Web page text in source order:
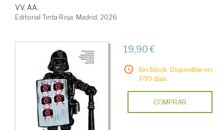
VV. AA.
Editorial Tinta Roja. Madrid, 2026
19,90 €
Sin Stock. Disponible en
7/10 días.
COMPRAR